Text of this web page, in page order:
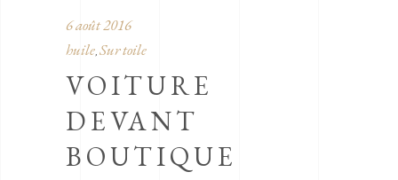
6 août 2016
huile, Sur toile
VOITURE
DEVANT
BOUTIQUE